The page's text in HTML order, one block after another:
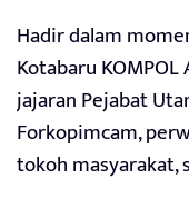
Hadir dalam
Kotabaru KOMPOL
jajaran Pejabat
Forkopimcam,
tokoh masyarakat,